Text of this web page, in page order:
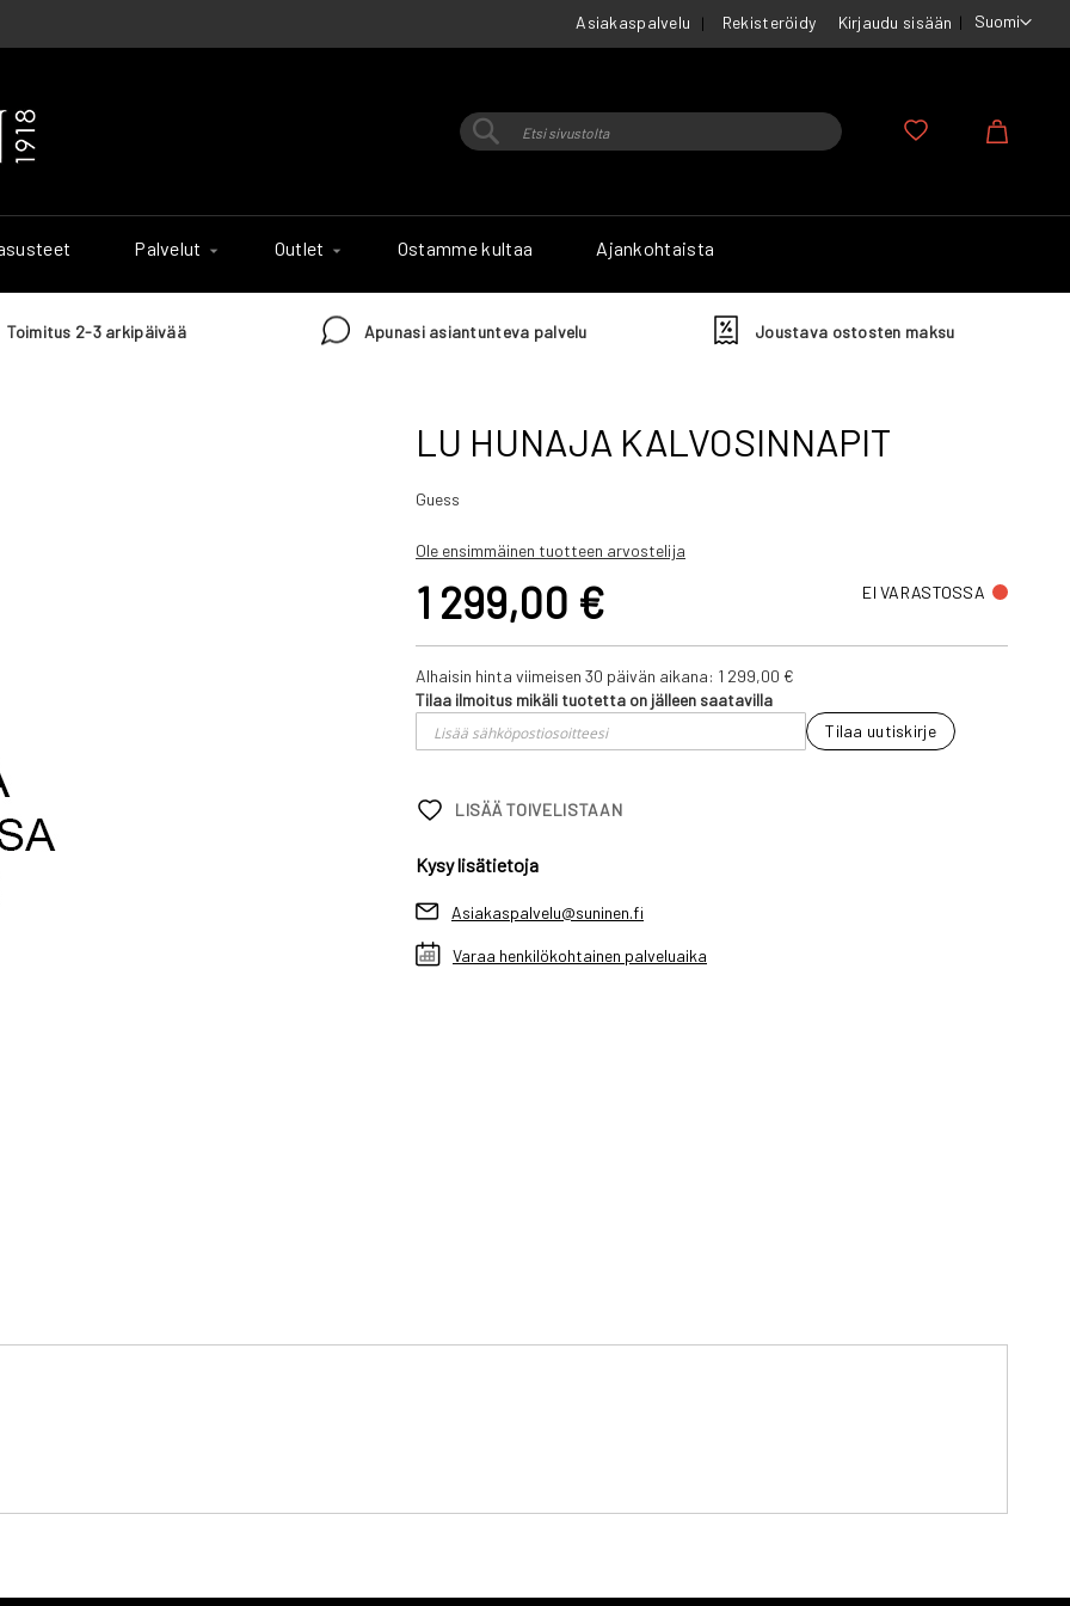
Asiakaspalvelu
Suomi
Rekisteröidy Kirjaudu sisään
Haku
Palvelut Outlet Ostamme kultaa Ajankohtaista
Toimitus 2-3 arkipäivää Apunasi asiantunteva palvelu Joustava ostosten maksu
LU HUNAJA KALVOSINNAPIT
Guess
Ole ensimmäinen tuotteen arvostelija
1 299,00 € EI VARASTOSSA
Alhaisin hinta viimeisen 30 päivän aikana: 1 299,00 €
Tilaa ilmoitus mikäli tuotetta on jälleen saatavilla
Tilaa uutiskirje
LISÄÄ TOIVELISTAAN
Kysy lisätietoja
Asiakaspalvelu@suninen.fi
Varaa henkilökohtainen palveluaika